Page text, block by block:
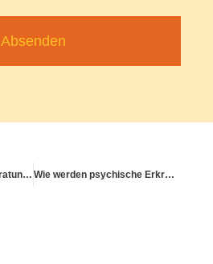
Absenden
Was ist systemische Beratung – und wann ist sie sinnvoll? Wie werden psychische Erkrankungen in der GKV behandelt?